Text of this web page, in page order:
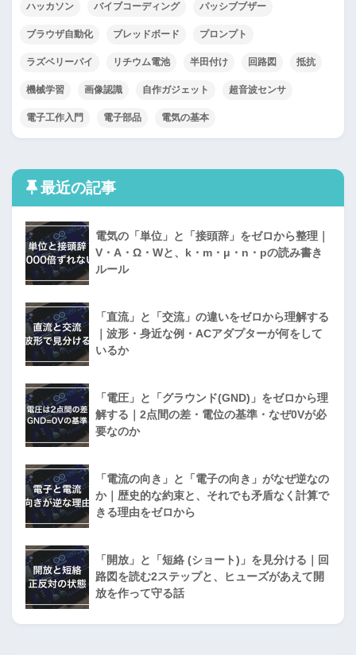
ハッカソン バイブコーディング パッシブブザー
ブラウザ自動化 ブレッドボード プロンプト
ラズベリーパイ リチウム電池 半田付け 回路図 抵抗
機械学習 画像認識 自作ガジェット 超音波センサ
電子工作入門 電子部品 電気の基本
最近の記事
電気の「単位」と「接頭辞」をゼロから整理｜
V・A・Ω・Wと、k・m・μ・n・pの読み書き
ルール
「直流」と「交流」の違いをゼロから理解する
｜波形・身近な例・ACアダプターが何をして
いるか
「電圧」と「グラウンド(GND)」をゼロから理
解する｜2点間の差・電位の基準・なぜ0Vが必
要なのか
「電流の向き」と「電子の向き」がなぜ逆なの
か｜歴史的な約束と、それでも矛盾なく計算で
きる理由をゼロから
「開放」と「短絡 (ショート)」を見分ける｜回
路図を読む2ステップと、ヒューズがあえて開
放を作って守る話